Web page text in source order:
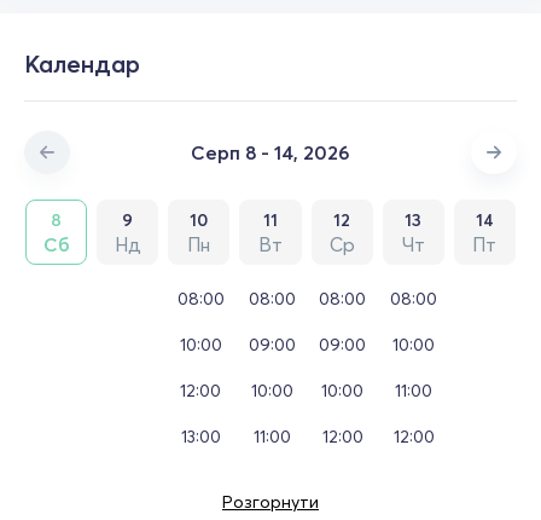
Календар
Серп 8 - 14, 2026
8
Сб
9
Нд
10
Пн
11
Вт
12
Ср
13
Чт
14
Пт
08:00
10:00
12:00
13:00
08:00
09:00
10:00
11:00
08:00
09:00
10:00
12:00
08:00
10:00
11:00
12:00
Розгорнути